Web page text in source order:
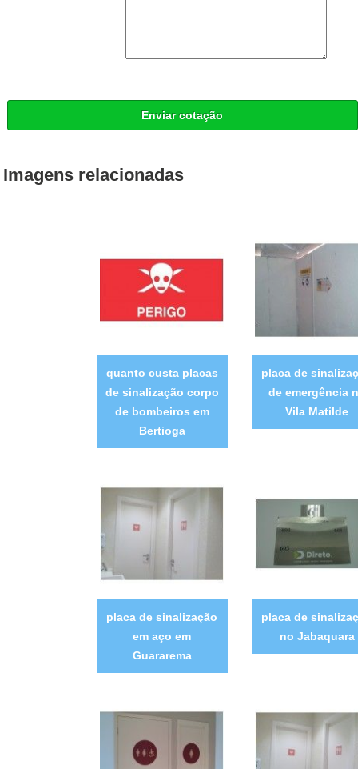
Enviar cotação
Imagens relacionadas
quanto custa placas
de sinalização corpo
de bombeiros em
Bertioga
placa de
de emergência
Vila Matilde
placa de sinalização
em aço em
Guararema
placa de
no Jabaquara